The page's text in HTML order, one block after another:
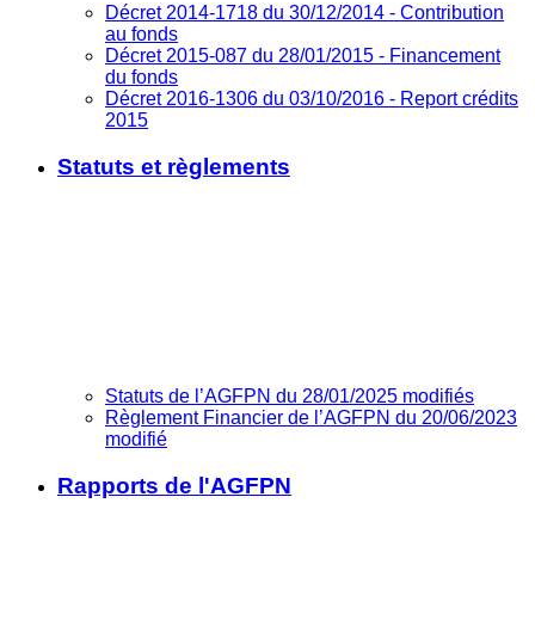
Décret 2014-1718 du 30/12/2014 - Contribution
au fonds
Décret 2015-087 du 28/01/2015 - Financement
du fonds
Décret 2016-1306 du 03/10/2016 - Report crédits
2015
Statuts et règlements
Statuts de l’AGFPN du 28/01/2025 modifiés
Règlement Financier de l’AGFPN du 20/06/2023
modifié
Rapports de l'AGFPN